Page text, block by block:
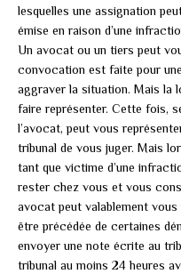
lesquelles une assignation
émise en raison d’une
Un avocat ou un tiers peut
convocation est faite pour
aggraver la situation. Mais la
faire représenter. Cette fois,
l’avocat, peut vous
tribunal de vous juger. Mais
tant que victime d’une
rester chez vous et vous
avocat peut valablement
être précédée de certaines
envoyer une note écrite au
tribunal au moins 24 heures